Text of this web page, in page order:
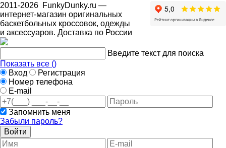
2011-2026 FunkyDunky.ru —
интернет-магазин оригинальных
баскетбольных кроссовок, одежды
и аксессуаров. Доставка по России
Введите текст для поиска
Показать все ()
Вход
Регистрация
Номер телефона
E-mail
Запомнить меня
Забыли пароль?
Войти